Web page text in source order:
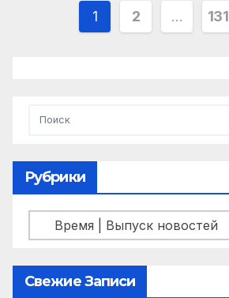
Пагинация
1 2 … 131
Рубрики
Рубрики
Свежие Записи